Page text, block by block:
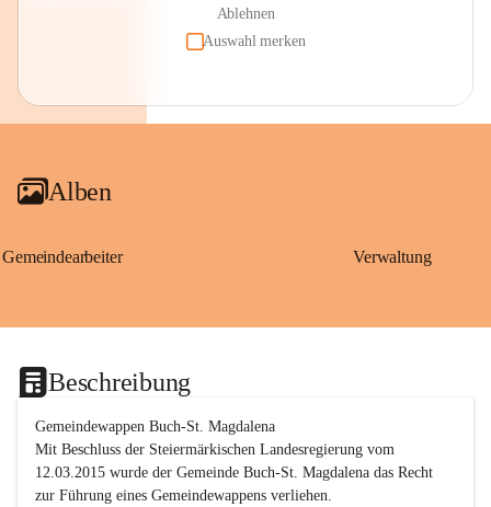
Ablehnen
Auswahl merken
Alben
Gemeindearbeiter Verwaltung
Beschreibung
Gemeindewappen Buch-St. Magdalena
Mit Beschluss der Steiermärkischen Landesregierung vom
12.03.2015 wurde der Gemeinde Buch-St. Magdalena das Recht
zur Führung eines Gemeindewappens verliehen.